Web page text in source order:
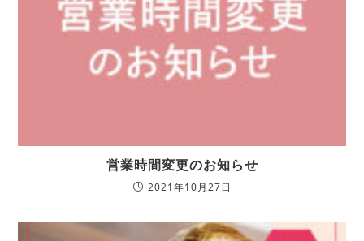
営業時間変更のお知らせ
2021年10月27日